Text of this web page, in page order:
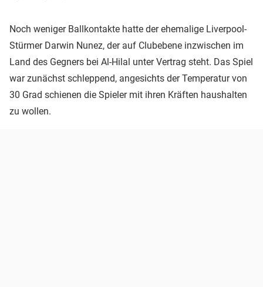
Noch weniger Ballkontakte hatte der ehemalige Liverpool-
Stürmer Darwin Nunez, der auf Clubebene inzwischen im
Land des Gegners bei Al-Hilal unter Vertrag steht. Das Spiel
war zunächst schleppend, angesichts der Temperatur von
30 Grad schienen die Spieler mit ihren Kräften haushalten
zu wollen.